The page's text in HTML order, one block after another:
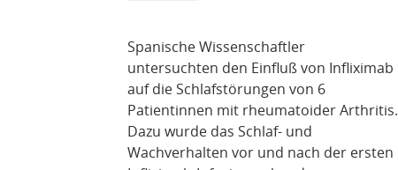
Spanische Wissenschaftler
untersuchten den Einfluß von Infliximab
auf die Schlafstörungen von 6
Patientinnen mit rheumatoider Arthritis.
Dazu wurde das Schlaf- und
Wachverhalten vor und nach der ersten